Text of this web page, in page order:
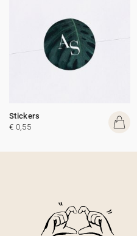
Stickers
€ 0,55